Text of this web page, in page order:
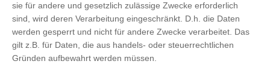
sie für andere und gesetzlich zulässige Zwecke erforderlich
sind, wird deren Verarbeitung eingeschränkt. D.h. die Daten
werden gesperrt und nicht für andere Zwecke verarbeitet. Das
gilt z.B. für Daten, die aus handels- oder steuerrechtlichen
Gründen aufbewahrt werden müssen.